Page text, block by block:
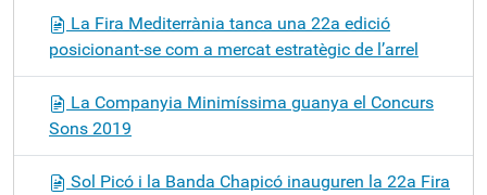
La Fira Mediterrània tanca una 22a edició
posicionant-se com a mercat estratègic de l’arrel
La Companyia Minimíssima guanya el Concurs
Sons 2019
Sol Picó i la Banda Chapicó inauguren la 22a Fira